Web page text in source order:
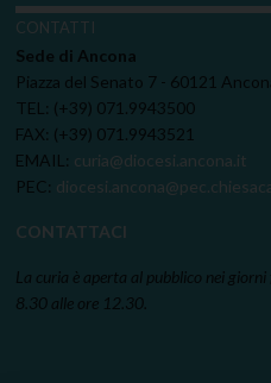
CONTATTI
Sede di Ancona
Piazza del Senato 7 - 60121
TEL: (+39) 071.9943500
FAX: (+39) 071.9943521
EMAIL: curia@diocesi.ancona.it
PEC:
CONTATTACI
La curia è aperta al pubblico nei
8.30 alle ore 12.30.